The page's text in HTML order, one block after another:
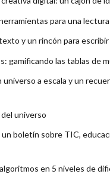
para una
y un rincón para escribir
gamificando las tablas de
universo a escala y un
universo
boletín sobre TIC,
en 5 niveles de